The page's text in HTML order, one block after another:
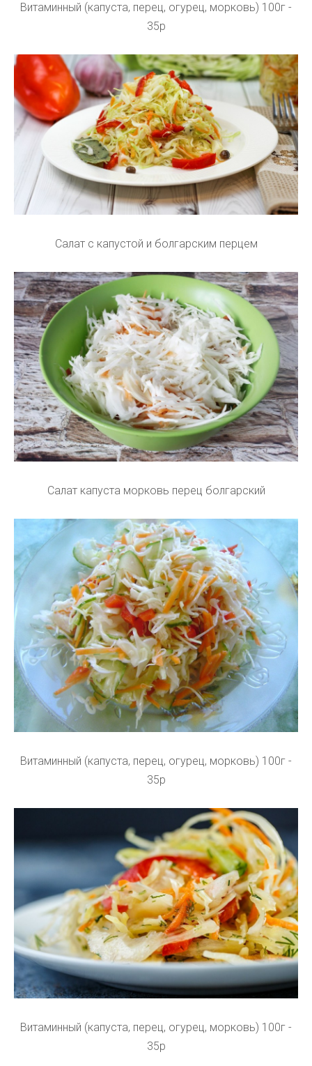
Витаминный (капуста, перец, огурец, морковь) 100г -
35р
Салат с капустой и болгарским перцем
Салат капуста морковь перец болгарский
Витаминный (капуста, перец, огурец, морковь) 100г -
35р
Витаминный (капуста, перец, огурец, морковь) 100г -
35р